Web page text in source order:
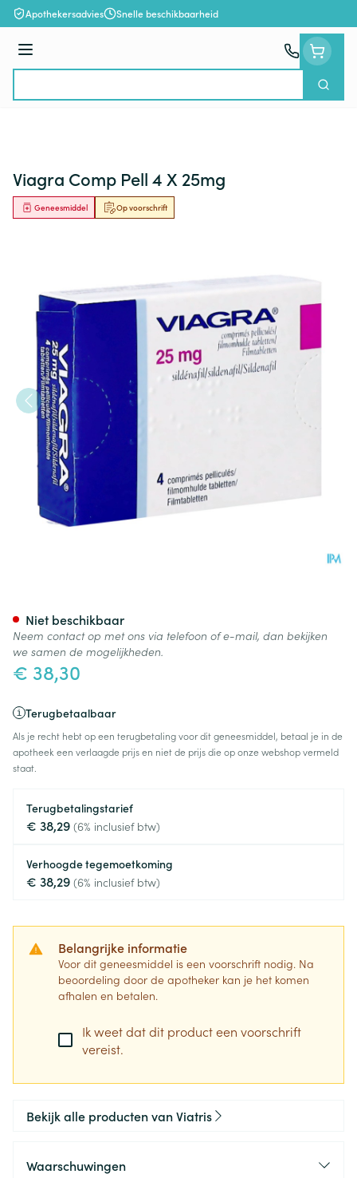
Ga naar de inhoud
Apothekersadvies Snelle beschikbaarheid
Menu
Zoek
Viagra Comp Pell 4 X 25mg
Op voorschrift
Geneesmiddel
€ 38,30
Terugbetaalbaar
Als je recht hebt op een terugbetaling voor dit geneesmiddel, betaal je in de
apotheek een verlaagde prijs en niet de prijs die op onze webshop vermeld
staat.
Terugbetalingstarief
€ 38,29 (6% inclusief btw)
Verhoogde tegemoetkoming
€ 38,29 (6% inclusief btw)
Belangrijke informatie
Voor dit geneesmiddel is een voorschrift nodig. Na
beoordeling door de apotheker kan je het komen
afhalen en betalen.
Ik weet dat dit product een voorschrift
vereist.
Niet beschikbaar
Neem contact op met ons via telefoon of e-mail, dan bekijken
we samen de mogelijkheden.
Bekijk alle producten van Viatris
Waarschuwingen